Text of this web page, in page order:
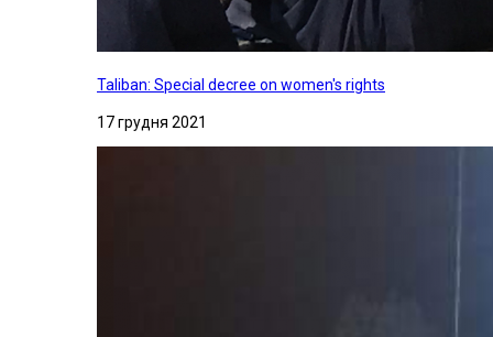
Taliban: Special decree on women's rights
17 грудня 2021